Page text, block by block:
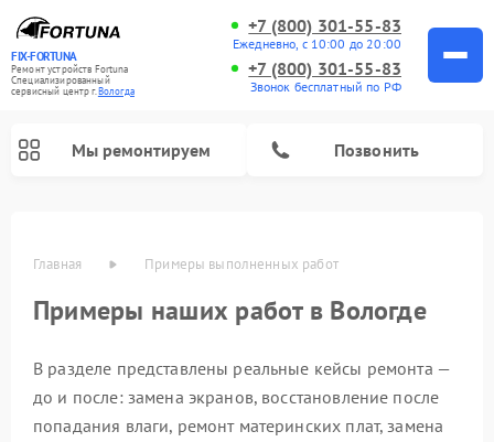
FIX-FORTUNA
Ремонт устройств Fortuna
Специализированный
cервисный центр г.Вологда
+7 (800) 301-55-83
Ежедневно, с 10:00 до 20:00
+7 (800) 301-55-83
Звонок бесплатный по РФ
Мы ремонтируем Позвонить
Главная Примеры выполненных работ
Примеры наших работ в Вологде
В разделе представлены реальные кейсы ремонта —
до и после: замена экранов, восстановление после
попадания влаги, ремонт материнских плат, замена